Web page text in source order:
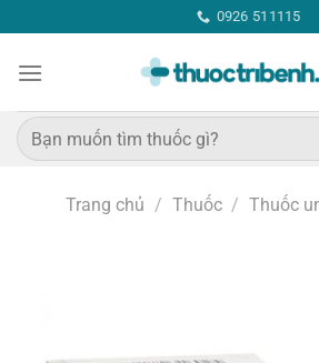
qua
nội
0926 511115
Tìm
kiếm:
Trang chủ / Thuốc / Thuốc